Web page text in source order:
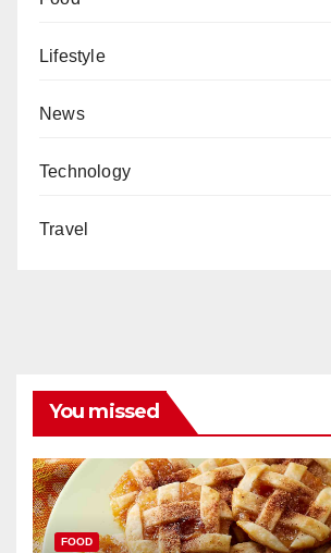
Lifestyle
News
Technology
Travel
You missed
FOOD